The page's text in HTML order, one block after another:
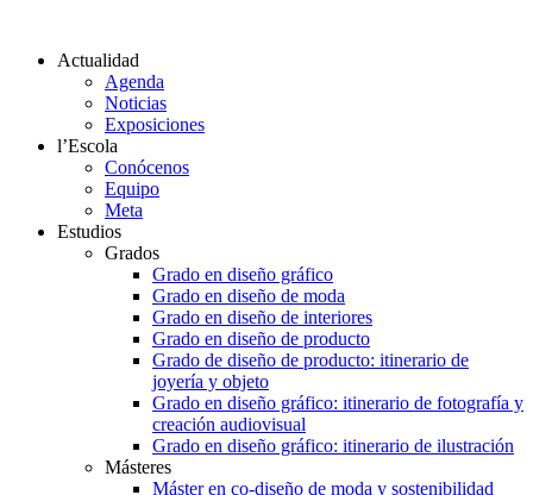
Actualidad
Agenda
Noticias
Exposiciones
l’Escola
Conócenos
Equipo
Meta
Estudios
Grados
Grado en diseño gráfico
Grado en diseño de moda
Grado en diseño de interiores
Grado en diseño de producto
Grado de diseño de producto: itinerario de
joyería y objeto
Grado en diseño gráfico: itinerario de fotografía y
creación audiovisual
Grado en diseño gráfico: itinerario de ilustración
Másteres
Máster en co-diseño de moda y sostenibilidad